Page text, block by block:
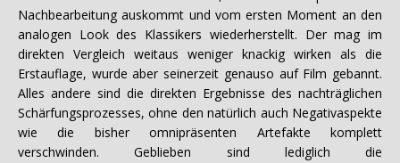
Nachbearbeitung auskommt und vom ersten Moment an den
analogen Look des Klassikers wiederherstellt. Der mag im
direkten Vergleich weitaus weniger knackig wirken als die
Erstauflage, wurde aber seinerzeit genauso auf Film gebannt.
Alles andere sind die direkten Ergebnisse des nachträglichen
Schärfungsprozesses, ohne den natürlich auch Negativaspekte
wie die bisher omnipräsenten Artefakte komplett
verschwinden. Geblieben sind lediglich die